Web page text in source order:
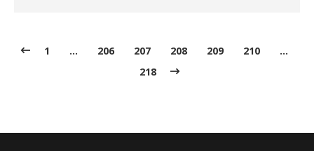
1 … 206 207 208 209 210
…
218